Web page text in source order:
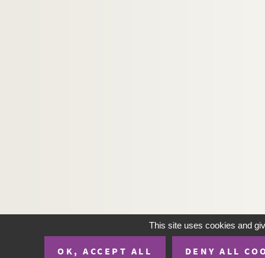
This site uses cookies and
OK, ACCEPT ALL DENY ALL